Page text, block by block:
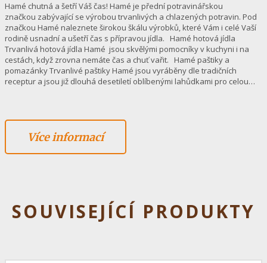
Hamé chutná a šetří Váš čas! Hamé je přední potravinářskou
značkou zabývající se výrobou trvanlivých a chlazených potravin. Pod
značkou Hamé naleznete širokou škálu výrobků, které Vám i celé Vaší
rodině usnadní a ušetří čas s přípravou jídla. Hamé hotová jídla
Trvanlivá hotová jídla Hamé jsou skvělými pomocníky v kuchyni i na
cestách, když zrovna nemáte čas a chuť vařit. Hamé paštiky a
pomazánky Trvanlivé paštiky Hamé jsou vyráběny dle tradičních
receptur a jsou již dlouhá desetiletí oblíbenými lahůdkami pro celou…
Více informací
SOUVISEJÍCÍ PRODUKTY